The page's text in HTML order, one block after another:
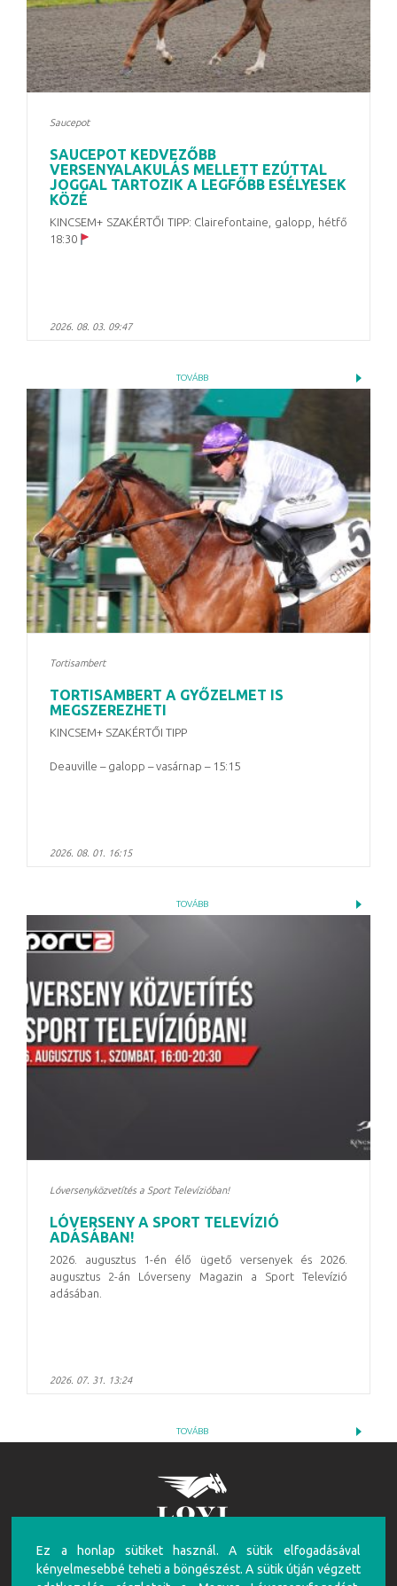
Saucepot
SAUCEPOT KEDVEZŐBB
VERSENYALAKULÁS MELLETT EZÚTTAL
JOGGAL TARTOZIK A LEGFŐBB ESÉLYESEK
KÖZÉ
KINCSEM+ SZAKÉRTŐI TIPP: Clairefontaine, galopp, hétfő
18:30
2026. 08. 03. 09:47
TOVÁBB
Tortisambert
TORTISAMBERT A GYŐZELMET IS
MEGSZEREZHETI
KINCSEM+ SZAKÉRTŐI TIPP
Deauville – galopp – vasárnap – 15:15
2026. 08. 01. 16:15
TOVÁBB
Lóversenyközvetítés a Sport Televízióban!
LÓVERSENY A SPORT TELEVÍZIÓ
ADÁSÁBAN!
2026. augusztus 1-én élő ügető versenyek és 2026.
augusztus 2-án Lóverseny Magazin a Sport Televízió
adásában.
2026. 07. 31. 13:24
TOVÁBB
FIGYELEM!
A túlzásba vitt szerencsejáték ártalmas, mentálhigiénés problémákat, illetve függőséget
Ez a honlap sütiket használ. A sütik elfogadásával
kényelmesebbé teheti a böngészést. A sütik útján végzett